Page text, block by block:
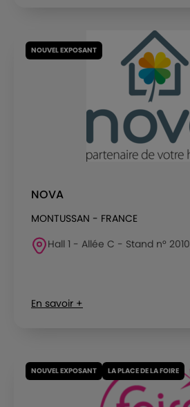
NOUVEL EXPOSANT
NOVA
MONTUSSAN - FRANCE
Hall 1 - Allée C - Stand n° 2010
En savoir +
NOUVEL EXPOSANT LA PLACE DE LA FOIRE